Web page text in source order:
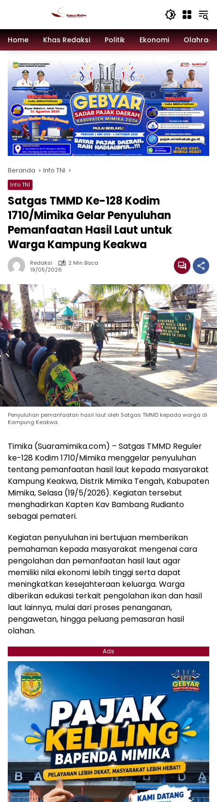
Home
Khas Redaksi Politik Ekonomi
Beranda Info TNI
Info TNI
Satgas TMMD Ke-128 Kodim
1710/Mimika Gelar Penyuluhan
Pemanfaatan Hasil Laut untuk
Warga Kampung Keakwa
Redaksi
2 Min Baca
19/05/2026
Penyuluhan pemanfaatan hasil laut oleh Satgas TMMD kepada warga di
Kampung Keakwa.
Timika (Suaramimika.com) – Satgas TMMD Reguler
ke-128 Kodim 1710/Mimika menggelar penyuluhan
tentang pemanfaatan hasil laut kepada masyarakat
Kampung Keakwa, Distrik Mimika Tengah, Kabupaten
Mimika, Selasa (19/5/2026). Kegiatan tersebut
menghadirkan Kapten Kav Bambang Rudianto
sebagai pemateri.
Kegiatan penyuluhan ini bertujuan memberikan
pemahaman kepada masyarakat mengenai cara
pengolahan dan pemanfaatan hasil laut agar
memiliki nilai ekonomi lebih tinggi serta dapat
meningkatkan kesejahteraan keluarga. Warga
diberikan edukasi terkait pengolahan ikan dan hasil
laut lainnya, mulai dari proses penanganan,
pengawetan, hingga peluang pemasaran hasil
olahan.
Ads